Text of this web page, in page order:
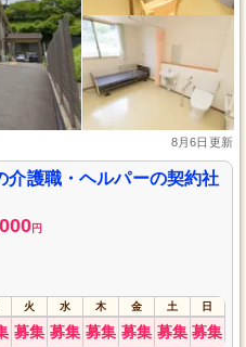
8月6日更新
介護職・ヘルパーの契約社
円
火 水 木 金 土 日
募集 募集 募集 募集 募集 募集